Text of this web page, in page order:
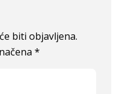
biti objavljena.
*